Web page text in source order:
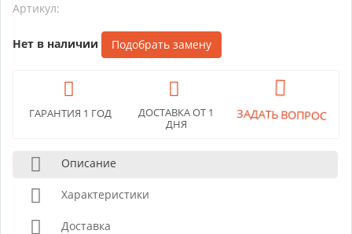
Артикул:
Нет в наличии Подобрать замену
ГАРАНТИЯ 1 ГОД
ДОСТАВКА ОТ 1
ДНЯ
ЗАДАТЬ ВОПРОС
Описание
Характеристики
Доставка